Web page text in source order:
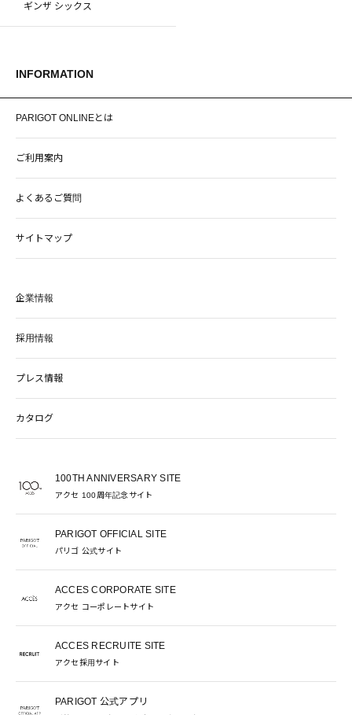
ギンザ シックス
INFORMATION
PARIGOT ONLINEとは
ご利用案内
よくあるご質問
サイトマップ
企業情報
採用情報
プレス情報
カタログ
100TH ANNIVERSARY SITE
アクセ 100周年記念サイト
PARIGOT OFFICIAL SITE
パリゴ 公式サイト
ACCES CORPORATE SITE
アクセ コーポレートサイト
ACCES RECRUITE SITE
アクセ採用サイト
PARIGOT 公式アプリ